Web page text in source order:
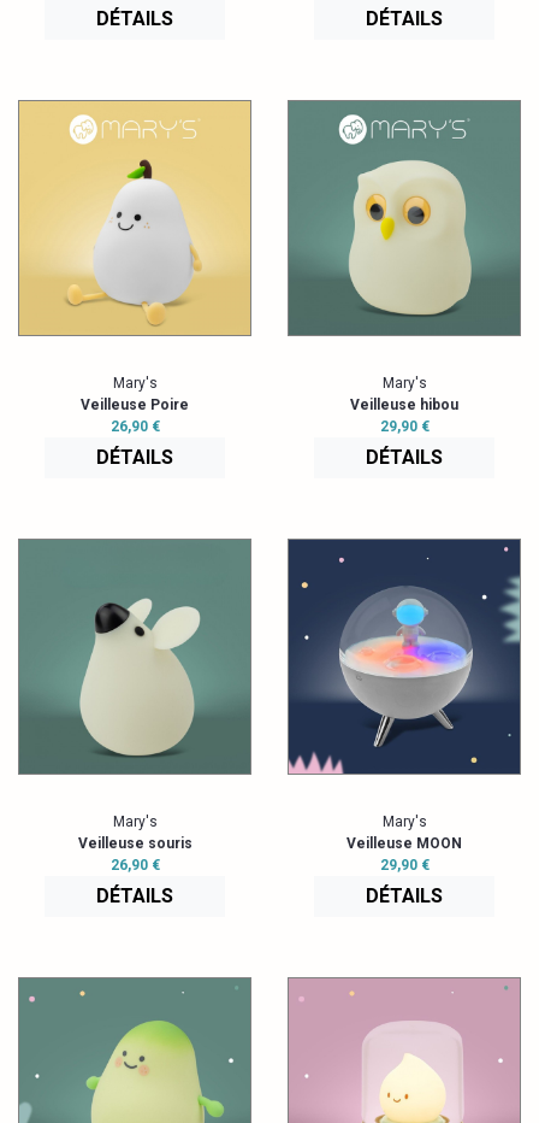
DÉTAILS DÉTAILS
Mary's
Veilleuse Poire
26,90 €
DÉTAILS
Mary's
Veilleuse hibou
29,90 €
DÉTAILS
Mary's
Veilleuse souris
26,90 €
DÉTAILS
Mary's
Veilleuse MOON
29,90 €
DÉTAILS